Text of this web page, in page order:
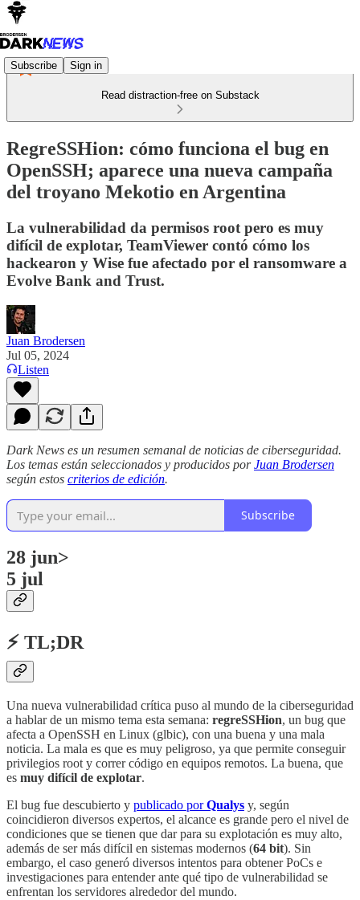
Subscribe Sign in
Read distraction-free on Substack
RegreSSHion: cómo funciona el bug en
OpenSSH; aparece una nueva campaña
del troyano Mekotio en Argentina
La vulnerabilidad da permisos root pero es muy
difícil de explotar, TeamViewer contó cómo los
hackearon y Wise fue afectado por el ransomware a
Evolve Bank and Trust.
Juan Brodersen
Jul 05, 2024
Listen
Dark News es un resumen semanal de noticias de ciberseguridad.
Los temas están seleccionados y producidos porJuan Brodersen
según estos criterios de edición.
Subscribe
28 jun>
5 jul
⚡ TL;DR
Una nueva vulnerabilidad crítica puso al mundo de la ciberseguridad
a hablar de un mismo tema esta semana: regreSSHion, un bug que
afecta a OpenSSH en Linux (glbic), con una buena y una mala
noticia. La mala es que es muy peligroso, ya que permite conseguir
privilegios root y correr código en equipos remotos. La buena, que
es muy difícil de explotar.
El bug fue descubierto y publicado porQualys y, según
coincidieron diversos expertos, el alcance es grande pero el nivel de
condiciones que se tienen que dar para su explotación es muy alto,
además de ser más difícil en sistemas modernos (64 bit). Sin
embargo, el caso generó diversos intentos para obtener PoCs e
investigaciones para entender ante qué tipo de vulnerabilidad se
enfrentan los servidores alrededor del mundo.